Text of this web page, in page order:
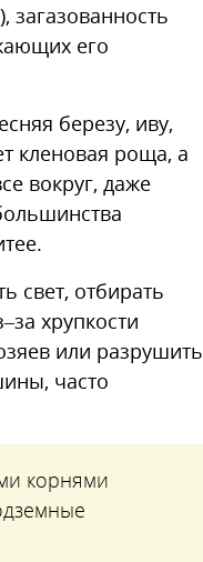
загазованность
его
березу, иву,
кленовая роща, а
вокруг, даже
свет, отбирать
хрупкости
или разрушить
часто
корнями